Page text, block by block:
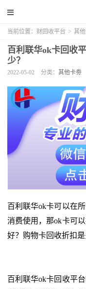
当前位置： 财回收平台 > 其
百利联华ok卡回收
少？
2022-05-02 分类： 其他卡劵
百利联华ok卡可以在
消费使用，那ok卡可
好？购物卡回收折扣是
百利联华ok卡回收平